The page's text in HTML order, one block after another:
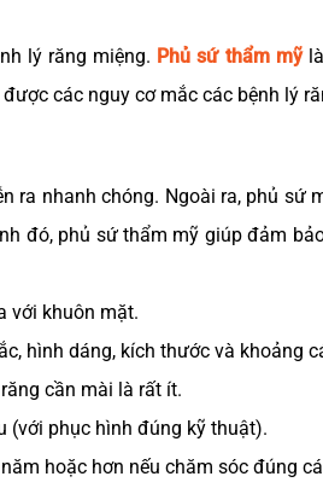
lý răng miệng. Phủ sứ thẩm mỹlà
các nguy cơ mắc các bệnh lý
ra nhanh chóng. Ngoài ra, phủ sứ
đó, phủ sứ thẩm mỹ giúp đảm
với khuôn mặt.
hình dáng, kích thước và khoảng
cần mài là rất ít.
phục hình đúng kỹ thuật).
hoặc hơn nếu chăm sóc đúng